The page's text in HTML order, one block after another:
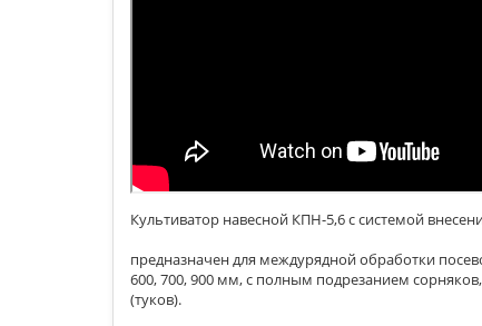
Культиватор навесной КПН-5,6 с системой
предназначен для междурядной обработки
600, 700, 900 мм, с полным подрезанием
(туков).